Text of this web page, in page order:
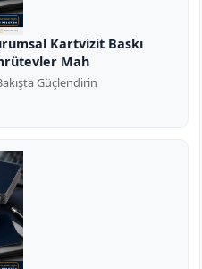
Kartvizit Baskı
Mah
Güçlendirin